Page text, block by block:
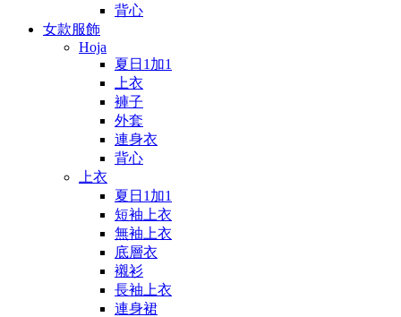
背心
女款服飾
Hoja
夏日1加1
上衣
褲子
外套
連身衣
背心
上衣
夏日1加1
短袖上衣
無袖上衣
底層衣
襯衫
長袖上衣
連身裙